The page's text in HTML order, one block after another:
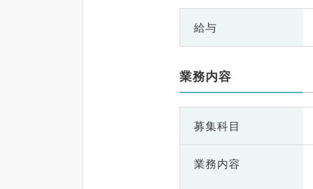
給与
業務内容
募集科目
業務内容